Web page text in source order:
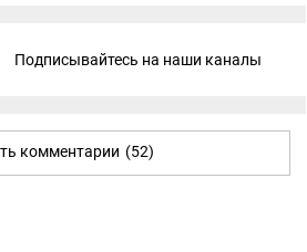
Подписывайтесь на наши каналы
комментарии (52)